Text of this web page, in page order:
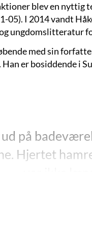
blev en nyttig
05). I 2014 vandt
ungdomslitteratur
med sin
er bosiddende i
ud på
Hjertet